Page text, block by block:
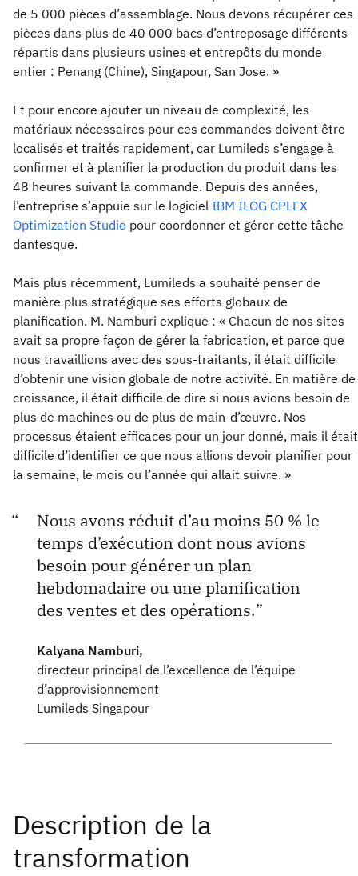
de 5 000 pièces d’assemblage. Nous devons récupérer ces
pièces dans plus de 40 000 bacs d’entreposage différents
répartis dans plusieurs usines et entrepôts du monde
entier : Penang (Chine), Singapour, San Jose. »
Et pour encore ajouter un niveau de complexité, les
matériaux nécessaires pour ces commandes doivent être
localisés et traités rapidement, car Lumileds s’engage à
confirmer et à planifier la production du produit dans les
48 heures suivant la commande. Depuis des années,
l’entreprise s’appuie sur le logiciel IBM ILOG CPLEX
Optimization Studio pour coordonner et gérer cette tâche
dantesque.
Mais plus récemment, Lumileds a souhaité penser de
manière plus stratégique ses efforts globaux de
planification. M. Namburi explique : « Chacun de nos sites
avait sa propre façon de gérer la fabrication, et parce que
nous travaillions avec des sous-traitants, il était difficile
d’obtenir une vision globale de notre activité. En matière de
croissance, il était difficile de dire si nous avions besoin de
plus de machines ou de plus de main-d’œuvre. Nos
processus étaient efficaces pour un jour donné, mais il était
difficile d’identifier ce que nous allions devoir planifier pour
la semaine, le mois ou l’année qui allait suivre. »
Nous avons réduit d’au moins 50 % le
temps d’exécution dont nous avions
besoin pour générer un plan
hebdomadaire ou une planification
des ventes et des opérations.
Kalyana Namburi,
directeur principal de l’excellence de l’équipe
d’approvisionnement
Lumileds Singapour